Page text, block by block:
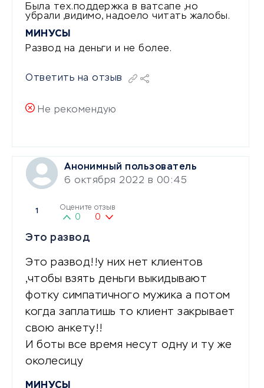
Была тех.поддержка в ватсапе ,но
убрали ,видимо, надоело читать жалобы.
МИНУСЫ
Развод на деньги и не более.
Ответить на отзыв
Не рекомендую
Анонимный пользователь
6 октября 2022 в 00:45
1 Оцените отзыв
0 0
Это развод
Это развод!!у них нет клиентов
,чтобы взять деньги выкидывают
фотку симпатичного мужика а потом
когда заплатишь то клиент закрывает
свою анкету!!
И боты все время несут одну и ту же
околесицу
МИНУСЫ